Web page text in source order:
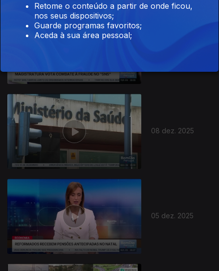
08 dez. 2025
05 dez. 2025
Retome o conteúdo a partir de onde ficou,
nos seus dispositivos;
Guarde programas favoritos;
Aceda à sua área pessoal;